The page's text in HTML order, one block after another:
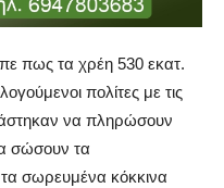
πως τα χρέη 530 εκατ.
πολίτες με τις
να πληρώσουν
σώσουν τα
σωρευμένα κόκκινα